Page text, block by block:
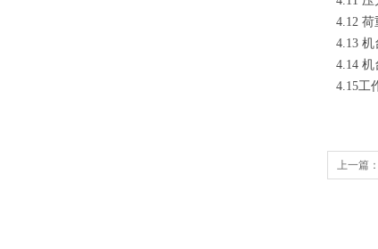
4.12 荷
4.13 机
4.14
4.15工
上一篇：